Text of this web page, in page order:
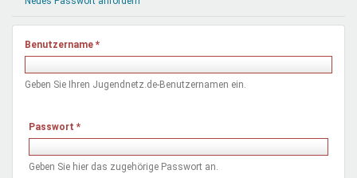
Demokratie & Beteiligung
Benutzername *
Geben Sie Ihren Jugendnetz.de-Benutzernamen ein.
Passwort *
Geben Sie hier das zugehörige Passwort an.